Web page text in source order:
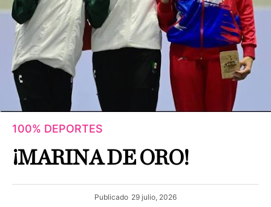
100% DEPORTES
¡MARINA DE ORO!
Publicado 29 julio, 2026